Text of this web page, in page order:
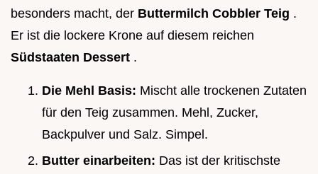
besonders macht, der Buttermilch Cobbler Teig .
Er ist die lockere Krone auf diesem reichen
Südstaaten Dessert .
Die Mehl Basis: Mischt alle trockenen Zutaten
für den Teig zusammen. Mehl, Zucker,
Backpulver und Salz. Simpel.
Butter einarbeiten: Das ist der kritischste